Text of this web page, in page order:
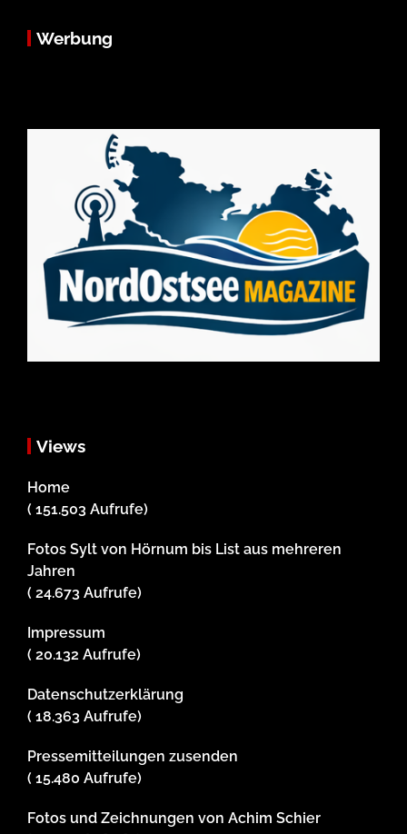
Werbung
Views
Home
( 151.503 Aufrufe)
Fotos Sylt von Hörnum bis List aus mehreren
Jahren
( 24.673 Aufrufe)
Impressum
( 20.132 Aufrufe)
Datenschutzerklärung
( 18.363 Aufrufe)
Pressemitteilungen zusenden
( 15.480 Aufrufe)
Fotos und Zeichnungen von Achim Schier